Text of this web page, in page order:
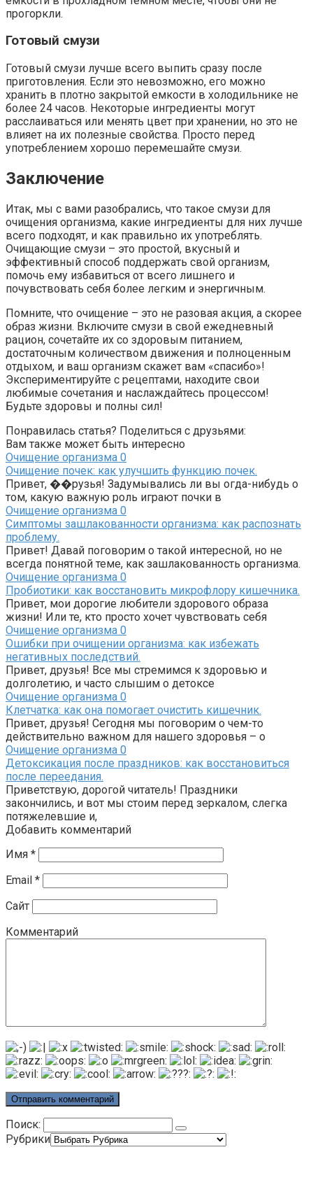
прогоркли.
Готовый смузи
Готовый смузи лучше всего выпить сразу после
приготовления. Если это невозможно, его можно
хранить в плотно закрытой емкости в холодильнике не
более 24 часов. Некоторые ингредиенты могут
расслаиваться или менять цвет при хранении, но это не
влияет на их полезные свойства. Просто перед
употреблением хорошо перемешайте смузи.
Заключение
Итак, мы с вами разобрались, что такое смузи для
очищения организма, какие ингредиенты для них лучше
всего подходят, и как правильно их употреблять.
Очищающие смузи – это простой, вкусный и
эффективный способ поддержать свой организм,
помочь ему избавиться от всего лишнего и
почувствовать себя более легким и энергичным.
Помните, что очищение – это не разовая акция, а скорее
образ жизни. Включите смузи в свой ежедневный
рацион, сочетайте их со здоровым питанием,
достаточным количеством движения и полноценным
отдыхом, и ваш организм скажет вам «спасибо»!
Экспериментируйте с рецептами, находите свои
любимые сочетания и наслаждайтесь процессом!
Будьте здоровы и полны сил!
Понравилась статья? Поделиться с друзьями:
Вам также может быть интересно
Очищение организма 0
Очищение почек: как улучшить функцию почек.
Привет, ��рузья! Задумывались ли вы огда-нибудь о
том, какую важную роль играют почки в
Очищение организма 0
Симптомы зашлакованности организма: как распознать
проблему.
Привет! Давай поговорим о такой интересной, но не
всегда понятной теме, как зашлакованность организма.
Очищение организма 0
Пробиотики: как восстановить микрофлору кишечника.
Привет, мои дорогие любители здорового образа
жизни! Или те, кто просто хочет чувствовать себя
Очищение организма 0
Ошибки при очищении организма: как избежать
негативных последствий.
Привет, друзья! Все мы стремимся к здоровью и
долголетию, и часто слышим о детоксе
Очищение организма 0
Клетчатка: как она помогает очистить кишечник.
Привет, друзья! Сегодня мы поговорим о чем-то
действительно важном для нашего здоровья – о
Очищение организма 0
Детоксикация после праздников: как восстановиться
после переедания.
Приветствую, дорогой читатель! Праздники
закончились, и вот мы стоим перед зеркалом, слегка
потяжелевшие и,
Добавить комментарий
Имя *
Email *
Сайт
Комментарий
Поиск:
Рубрики